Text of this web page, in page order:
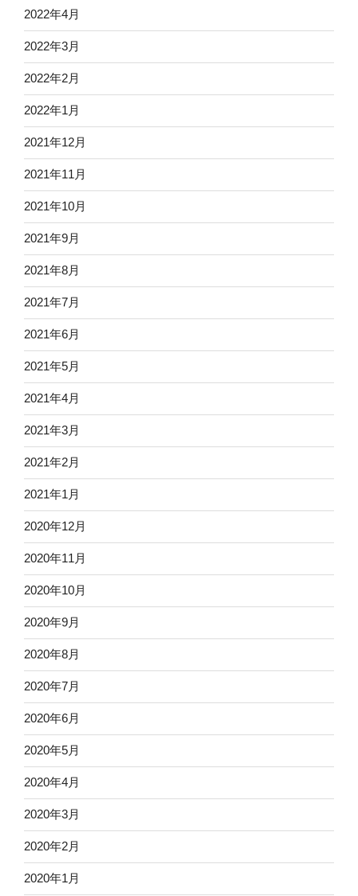
2022年4月
2022年3月
2022年2月
2022年1月
2021年12月
2021年11月
2021年10月
2021年9月
2021年8月
2021年7月
2021年6月
2021年5月
2021年4月
2021年3月
2021年2月
2021年1月
2020年12月
2020年11月
2020年10月
2020年9月
2020年8月
2020年7月
2020年6月
2020年5月
2020年4月
2020年3月
2020年2月
2020年1月